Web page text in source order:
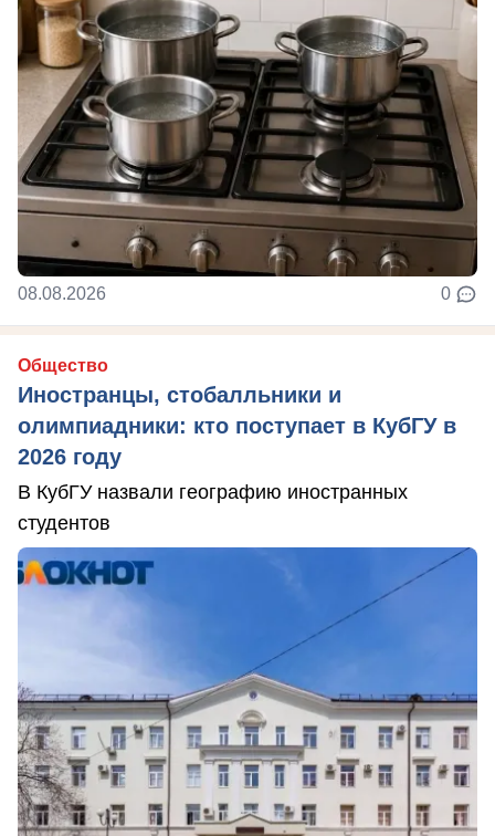
08.08.2026 0
Общество
Иностранцы, стобалльники и
олимпиадники: кто поступает в КубГУ в
2026 году
В КубГУ назвали географию иностранных
студентов